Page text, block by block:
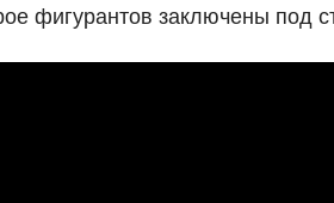
фигурантов заключены под